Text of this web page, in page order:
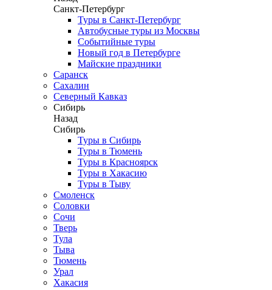
Санкт-Петербург
Туры в Санкт-Петербург
Автобусные туры из Москвы
Событийные туры
Новый год в Петербурге
Майские праздники
Саранск
Сахалин
Северный Кавказ
Сибирь
Назад
Сибирь
Туры в Сибирь
Туры в Тюмень
Туры в Красноярск
Туры в Хакасию
Туры в Тыву
Смоленск
Соловки
Сочи
Тверь
Тула
Тыва
Тюмень
Урал
Хакасия